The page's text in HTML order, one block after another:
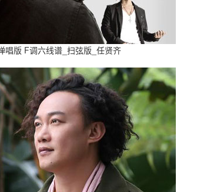
唱版 F调六线谱_扫弦版_任贤齐